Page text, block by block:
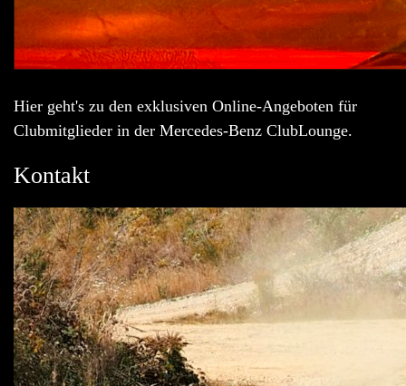
Hier geht's zu den exklusiven Online-Angeboten für
Clubmitglieder in der Mercedes-Benz ClubLounge.
Kontakt